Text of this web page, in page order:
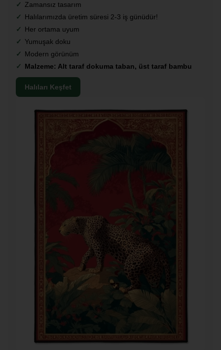
Zamansız tasarım
Halılarımızda üretim süresi 2-3 iş günüdür!
Her ortama uyum
Yumuşak doku
Modern görünüm
Malzeme: Alt taraf dokuma taban, üst taraf bambu
Halıları Keşfet